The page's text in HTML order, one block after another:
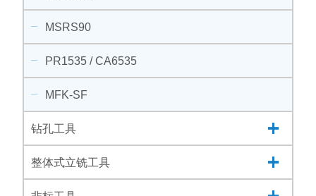
MSRS90
PR1535 / CA6535
MFK-SF
钻孔工具
整体式立铣工具